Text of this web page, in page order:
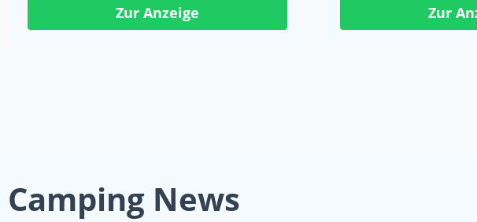
Zur Anzeige Zur
Camping News